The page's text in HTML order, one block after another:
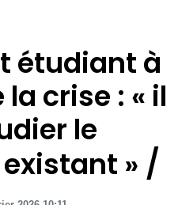
étudiant à
la crise : « il
le
»